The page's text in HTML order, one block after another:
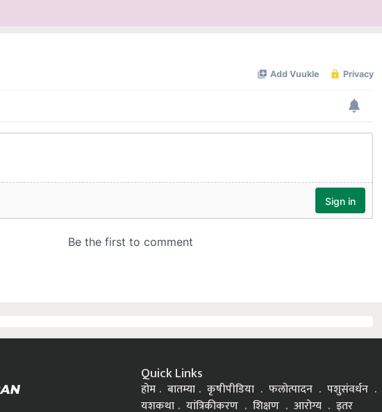
Quick Links
होम बातम्या कृषीपीडिया फलोत्पादन पशुसंवर्धन
यशकथा
यांत्रिकीकरण शिक्षण आरोग्य इतर